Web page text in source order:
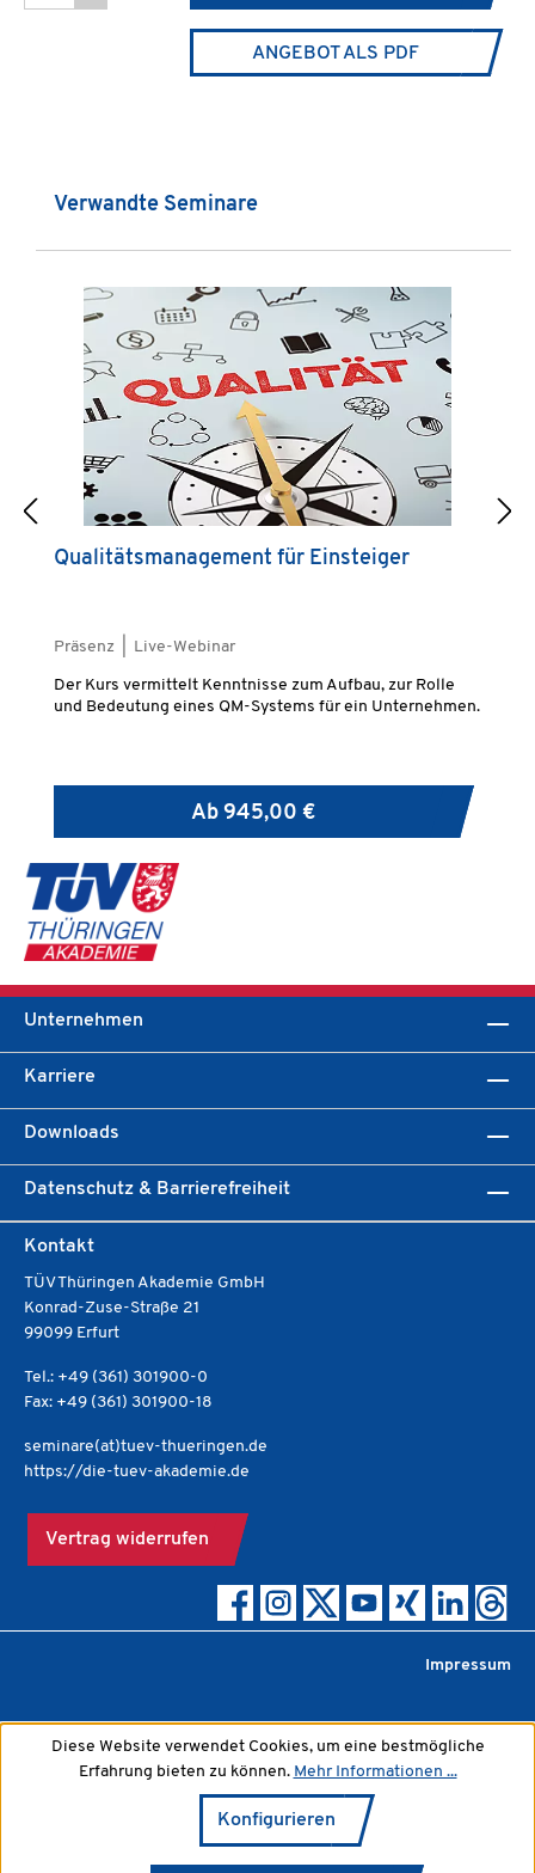
ANGEBOT ALS PDF
Produktgalerie überspringen
Verwandte Seminare
Qualitätsmanagement für Einsteiger
Präsenz | Live-Webinar
Der Kurs vermittelt Kenntnisse zum Aufbau, zur Rolle
und Bedeutung eines QM-Systems für ein Unternehmen.
Ab 945,00 €
Unternehmen
Karriere
Downloads
Datenschutz & Barrierefreiheit
Kontakt
TÜV Thüringen Akademie GmbH
Konrad-Zuse-Straße 21
99099 Erfurt
Tel.: +49 (361) 301900-0
Fax: +49 (361) 301900-18
seminare(at)tuev-thueringen.de
https://die-tuev-akademie.de
Vertrag widerrufen
Impressum
Diese Website verwendet Cookies, um eine bestmögliche
Erfahrung bieten zu können. Mehr Informationen ...
Konfigurieren